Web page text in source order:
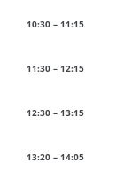
10:30 – 11:15
11:30 – 12:15
12:30 – 13:15
13:20 – 14:05